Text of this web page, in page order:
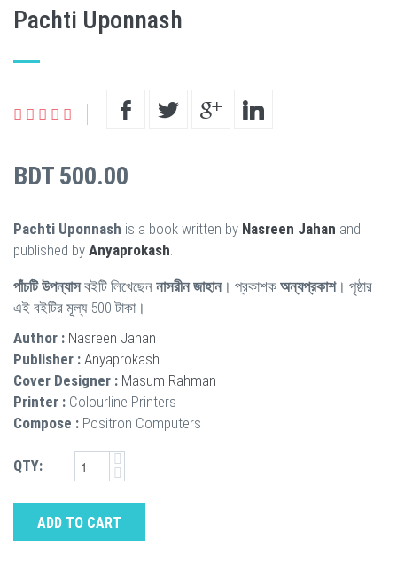
Pachti Uponnash
BDT 500.00
Pachti Uponnash is a book written by Nasreen Jahan and
published by Anyaprokash
পাঁচটি উপন্যাসবইটি লিখেছেন নাসরীন জাহান। প্রকাশক অন্যপ্রকাশ। পৃষ্ঠার
এই বইটির মূল্য 500 টাকা।
Author : Nasreen Jahan
Publisher : Anyaprokash
Cover Designer : Masum Rahman
Printer : Colourline Printers
Compose : Positron Computers
QTY:
ADD TO CART